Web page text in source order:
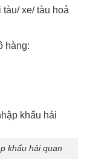
xe/ tàu hoả
hàng:
khẩu hải quan